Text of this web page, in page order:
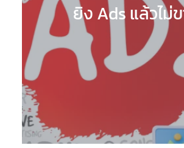
ยิง Ads แล้วไม่